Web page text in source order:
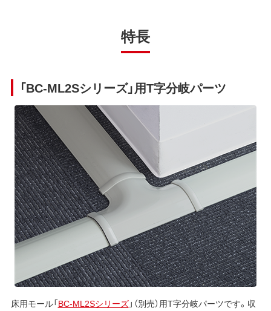
特長
「BC-ML2Sシリーズ」用T字分岐パーツ
床用モール「BC-ML2Sシリーズ」（別売）用T字分岐パーツです。収